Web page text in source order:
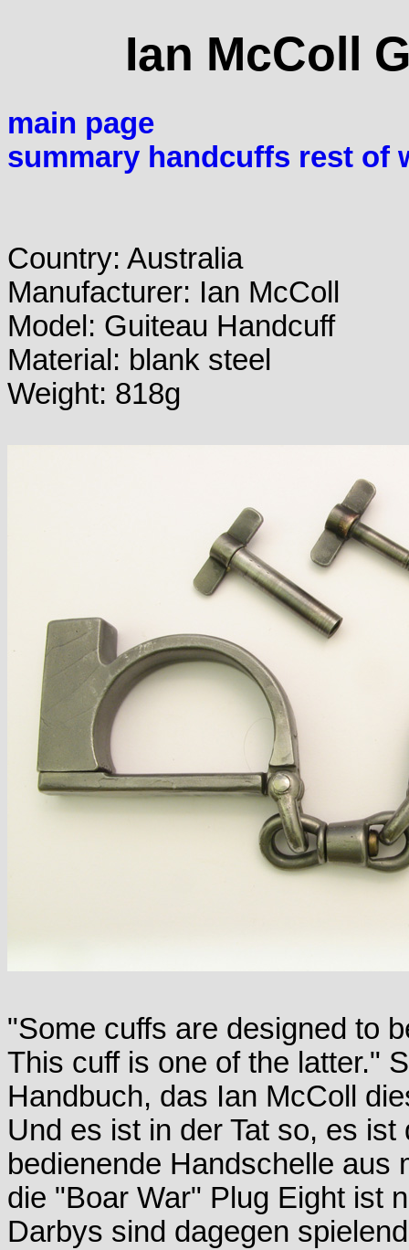
Ian McColl
main page
summary handcuffs rest of
Country: Australia
Manufacturer: Ian McColl
Model: Guiteau Handcuff
Material: blank steel
Weight: 818g
"Some cuffs are designed to
This cuff is one of the latter."
Handbuch, das Ian McColl
Und es ist in der Tat so, es
bedienende Handschelle aus
die "Boar War" Plug Eight ist
Darbys sind dagegen